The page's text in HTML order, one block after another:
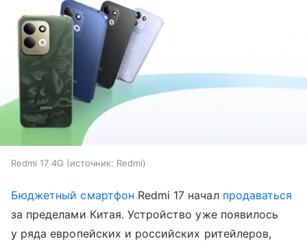
Redmi 17 4G источник: Redmi
Бюджетный смартфон Redmi 17 начал продаваться
за пределами Китая. Устройство уже появилось
у ряда европейских и российских ритейлеров,